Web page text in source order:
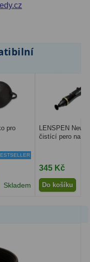
pro
Skladem
LENSPEN New
čistící pero na
345 Kč
Do košíku